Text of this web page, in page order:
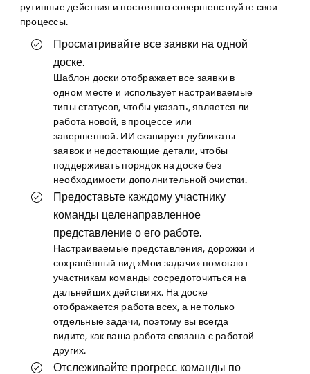
рутинные действия и постоянно совершенствуйте свои
процессы.
Просматривайте все заявки на одной
доске.
Шаблон доски отображает все заявки в
одном месте и использует настраиваемые
типы статусов, чтобы указать, является ли
работа новой, в процессе или
завершенной. ИИ сканирует дубликаты
заявок и недостающие детали, чтобы
поддерживать порядок на доске без
необходимости дополнительной очистки.
Предоставьте каждому участнику
команды целенаправленное
представление о его работе.
Настраиваемые представления, дорожки и
сохранённый вид «Мои задачи» помогают
участникам команды сосредоточиться на
дальнейших действиях. На доске
отображается работа всех, а не только
отдельные задачи, поэтому вы всегда
видите, как ваша работа связана с работой
других.
Отслеживайте прогресс команды по